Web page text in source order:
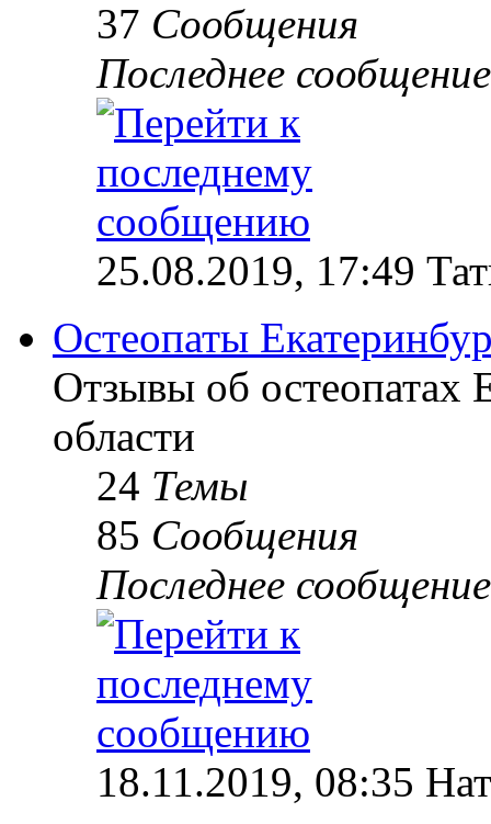
37 Сообщения
Последнее сообщение
25.08.2019, 17:49
Остеопаты
Отзывы об остеопатах
области
24 Темы
85 Сообщения
Последнее сообщение
18.11.2019, 08:35